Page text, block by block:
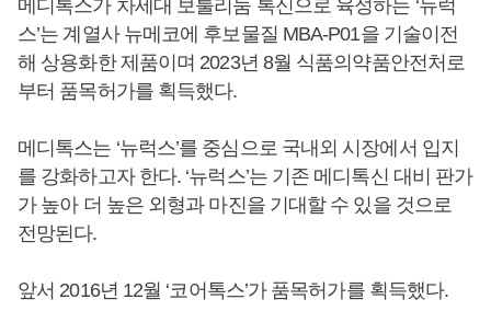
메디톡스가 차세대 보툴리눔 톡신으로 육성하는 ‘뉴럭
스’는 계열사 뉴메코에 후보물질 MBA-P01을 기술이전
해 상용화한 제품이며 2023년 8월 식품의약품안전처로
부터 품목허가를 획득했다.
메디톡스는 ‘뉴럭스’를 중심으로 국내외 시장에서 입지
를 강화하고자 한다. ‘뉴럭스’는 기존 메디톡신 대비 판가
가 높아 더 높은 외형과 마진을 기대할 수 있을 것으로
전망된다.
앞서 2016년 12월 ‘코어톡스’가 품목허가를 획득했다.